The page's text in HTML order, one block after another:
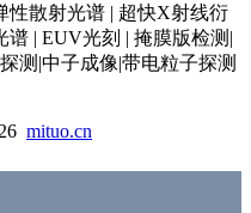
性散射光谱 | 超快X射线衍
| EUV光刻 | 掩膜版检测|
测|中子成像|带电粒子探测
mituo.cn